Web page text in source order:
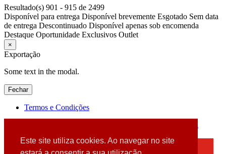
Este site utiliza cookies. Ao navegar no site
Resultado(s) 901 - 915 de 2499
Disponível para entrega Disponível brevemente Esgotado Sem data
de entrega Descontinuado Disponível apenas sob encomenda
Destaque Oportunidade Exclusivos Outlet
×
Exportação
Some text in the modal.
Fechar
Termos e Condições